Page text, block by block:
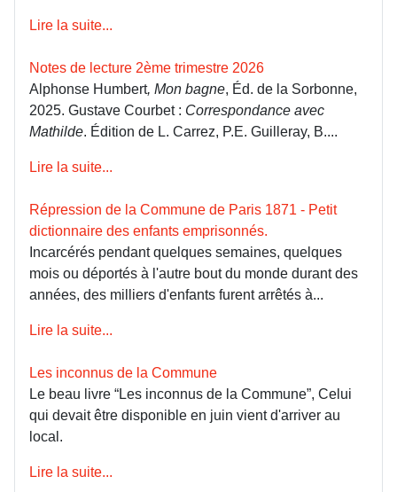
Lire la suite...
Notes de lecture 2ème trimestre 2026
Alphonse Humbert, Mon bagne, Éd. de la Sorbonne,
2025. Gustave Courbet : Correspondance avec
Mathilde. Édition de L. Carrez, P.E. Guilleray, B....
Lire la suite...
Répression de la Commune de Paris 1871 - Petit
dictionnaire des enfants emprisonnés.
Incarcérés pendant quelques semaines, quelques
mois ou déportés à l'autre bout du monde durant des
années, des milliers d'enfants furent arrêtés à...
Lire la suite...
Les inconnus de la Commune
Le beau livre “Les inconnus de la Commune”, Celui
qui devait être disponible en juin vient d'arriver au
local.
Lire la suite...